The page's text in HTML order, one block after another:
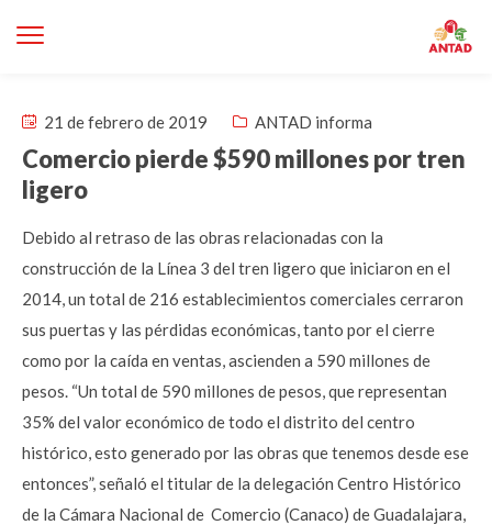
21 de febrero de 2019 ANTAD informa
Comercio pierde $590 millones por tren
ligero
Debido al retraso de las obras relacionadas con la
construcción de la Línea 3 del tren ligero que iniciaron en el
2014, un total de 216 establecimientos comerciales cerraron
sus puertas y las pérdidas económicas, tanto por el cierre
como por la caída en ventas, ascienden a 590 millones de
pesos. “Un total de 590 millones de pesos, que representan
35% del valor económico de todo el distrito del centro
histórico, esto generado por las obras que tenemos desde ese
entonces”, señaló el titular de la delegación Centro Histórico
de la Cámara Nacional de Comercio (Canaco) de Guadalajara,